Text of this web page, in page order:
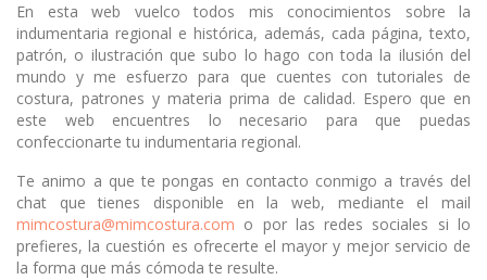
En esta web vuelco todos mis conocimientos sobre la
indumentaria regional e histórica, además, cada página, texto,
patrón, o ilustración que subo lo hago con toda la ilusión del
mundo y me esfuerzo para que cuentes con tutoriales de
costura, patrones y materia prima de calidad. Espero que en
este web encuentres lo necesario para que puedas
confeccionarte tu indumentaria regional.
Te animo a que te pongas en contacto conmigo a través del
chat que tienes disponible en la web, mediante el mail
mimcostura@mimcostura.com o por las redes sociales si lo
prefieres, la cuestión es ofrecerte el mayor y mejor servicio de
la forma que más cómoda te resulte.